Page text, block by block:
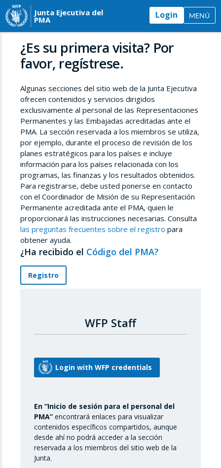
Junta Ejecutiva del
PMA Login MENÚ
¿Es su primera visita? Por
favor, regístrese.
Algunas secciones del sitio web de la Junta Ejecutiva
ofrecen contenidos y servicios dirigidos
exclusivamente al personal de las Representaciones
Permanentes y las Embajadas acreditadas ante el
PMA. La sección reservada a los miembros se utiliza,
por ejemplo, durante el proceso de revisión de los
planes estratégicos para los países e incluye
información para los países relacionada con los
programas, las finanzas y los resultados obtenidos.
Para registrarse, debe usted ponerse en contacto
con el Coordinador de Misión de su Representación
Permanente acreditada ante el PMA, quien le
proporcionará las instrucciones necesarias. Consulta
las preguntas frecuentes sobre el registro para
obtener ayuda.
¿Ha recibido el Código del PMA?
Registro
WFP Staff
En “Inicio de sesión para el personal del
PMA” encontrará enlaces para visualizar
contenidos específicos compartidos, aunque
desde ahí no podrá acceder a la sección
reservada a los miembros del sitio web de la
Junta.